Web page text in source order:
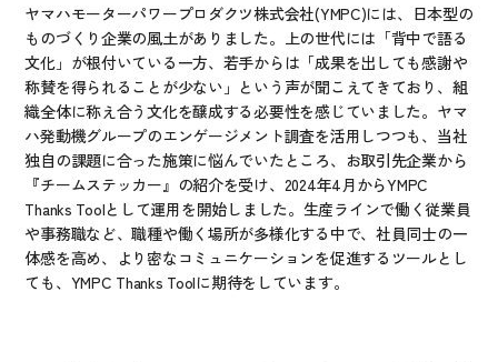
ヤマハモーターパワープロダクツ株式会社(YMPC)には、日本型の
ものづくり企業の風土がありました。上の世代には「背中で語る
文化」が根付いている一方、若手からは「成果を出しても感謝や
称賛を得られることが少ない」という声が聞こえてきており、組
織全体に称え合う文化を醸成する必要性を感じていました。ヤマ
ハ発動機グループのエンゲージメント調査を活用しつつも、当社
独自の課題に合った施策に悩んでいたところ、お取引先企業から
『チームステッカー』の紹介を受け、2024年4月からYMPC
Thanks Toolとして運用を開始しました。生産ラインで働く従業員
や事務職など、職種や働く場所が多様化する中で、社員同士の一
体感を高め、より密なコミュニケーションを促進するツールとし
ても、YMPC Thanks Toolに期待をしています。